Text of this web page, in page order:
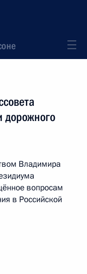
дорожного
Владимира
вопросам
в Российской